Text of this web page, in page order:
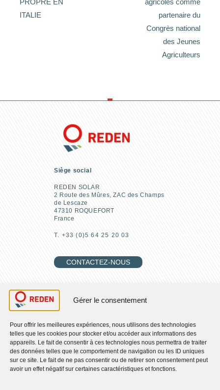
Gérer le consentement
Pour offrir les meilleures expériences, nous utilisons des technologies
telles que les cookies pour stocker et/ou accéder aux informations des
appareils. Le fait de consentir à ces technologies nous permettra de traiter
des données telles que le comportement de navigation ou les ID uniques
sur ce site. Le fait de ne pas consentir ou de retirer son consentement peut
avoir un effet négatif sur certaines caractéristiques et fonctions.
PROPRE EN
ITALIE
agricoles comme
partenaire du
Congrès national
des Jeunes
Agriculteurs
Siège social
REDEN SOLAR
2 Route des Mûres, ZAC des Champs
de Lescaze
47310 ROQUEFORT
France
T. +33 (0)5 64 25 20 03
CONTACTEZ-NOUS
RETROUVEZ-NOUS
Qui sommes-nous ?